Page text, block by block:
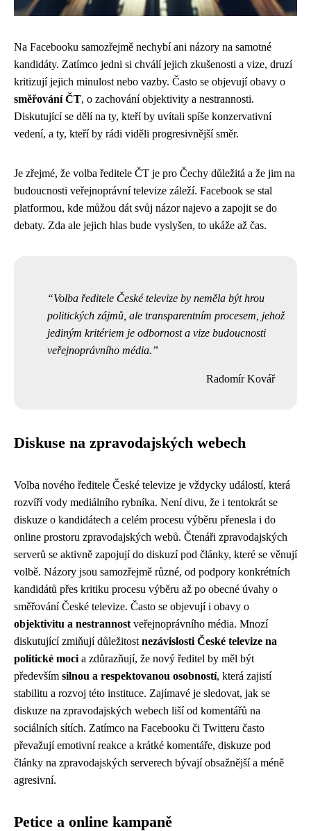
Na Facebooku samozřejmě nechybí ani názory na samotné
kandidáty. Zatímco jedni si chválí jejich zkušenosti a vize, druzí
kritizují jejich minulost nebo vazby. Často se objevují obavy o
směřování ČT, o zachování objektivity a nestrannosti.
Diskutující se dělí na ty, kteří by uvítali spíše konzervativní
vedení, a ty, kteří by rádi viděli progresivnější směr.
Je zřejmé, že volba ředitele ČT je pro Čechy důležitá a že jim na
budoucnosti veřejnoprávní televize záleží. Facebook se stal
platformou, kde můžou dát svůj názor najevo a zapojit se do
debaty. Zda ale jejich hlas bude vyslyšen, to ukáže až čas.
Volba ředitele České televize by neměla být hrou
politických zájmů, ale transparentním procesem, jehož
jediným kritériem je odbornost a vize budoucnosti
veřejnoprávního média.
Radomír Kovář
Diskuse na zpravodajských webech
Volba nového ředitele České televize je vždycky událostí, která
rozvíří vody mediálního rybníka. Není divu, že i tentokrát se
diskuze o kandidátech a celém procesu výběru přenesla i do
online prostoru zpravodajských webů. Čtenáři zpravodajských
serverů se aktivně zapojují do diskuzí pod články, které se věnují
volbě. Názory jsou samozřejmě různé, od podpory konkrétních
kandidátů přes kritiku procesu výběru až po obecné úvahy o
směřování České televize. Často se objevují i ​​obavy o
objektivitu a nestrannost veřejnoprávního média. Mnozí
diskutující zmiňují důležitost nezávislosti České televize na
politické moci a zdůrazňují, že nový ředitel by měl být
především silnou a respektovanou osobností, která zajistí
stabilitu a rozvoj této instituce. Zajímavé je sledovat, jak se
diskuze na zpravodajských webech liší od komentářů na
sociálních sítích. Zatímco na Facebooku či Twitteru často
převažují emotivní reakce a krátké komentáře, diskuze pod
články na zpravodajských serverech bývají obsažnější a méně
agresivní.
Petice a online kampaně